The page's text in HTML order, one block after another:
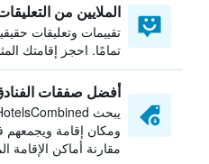
الملايين من
تقييمات وتعليقات
تمامًا. احجز إقامتك
أفضل صفقات
ومكان إقامة
مقارنة أماكن الإقامة